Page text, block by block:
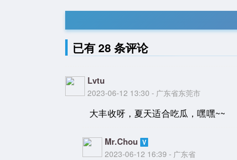
已有 28 条评论
Lvtu
2023-06-12 13:30 - 广东省东莞市
大丰收呀，夏天适合吃瓜，嘿嘿~~
Mr.Chou
2023-06-12 16:39 - 广东省